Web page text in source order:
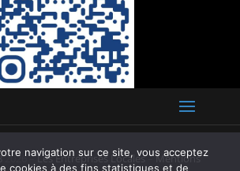
2026 –Les Entreprises Locales–Mentions
navigation sur ce site, vous acceptez
cookies à des fins statistiques et de